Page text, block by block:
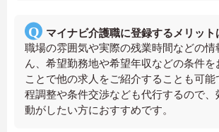
マイナビ介護職に登録するメリット
職場の雰囲気や実際の残業時間などの情
ん、希望勤務地や希望年収などの条件を
ことで他の求人をご紹介することも可能
程調整や条件交渉なども代行するので
動がしたい方におすすめです。